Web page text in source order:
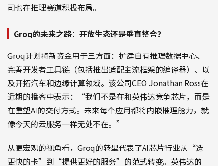
司也在推理赛道积极布局。
Groq的未来之路：开放生态还是垂直整合？
Groq计划将新资金用于三方面：扩建自有推理数据中心、
完善开发者工具链（包括推出适配主流框架的编译器）、以
及开拓汽车和边缘计算领域。该公司CEO Jonathan Ross在
近期的播客中表示：“我们不是在和英伟达竞争芯片，而是
在重塑AI的交付方式。未来每个应用都将内嵌推理能力，就
像今天的云服务一样无处不在。”
从更宏观的视角看，Groq的转型代表了AI芯片行业从“造
更快的卡”到“提供更好的服务”的范式转变。英伟达的